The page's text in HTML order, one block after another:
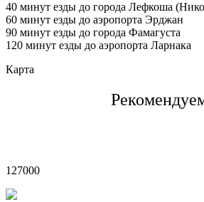
40 минут езды до города Лефкоша
60 минут езды до аэропорта Эрджан
90 минут езды до города Фамагуста
120 минут езды до аэропорта Ларнака
Карта
127000